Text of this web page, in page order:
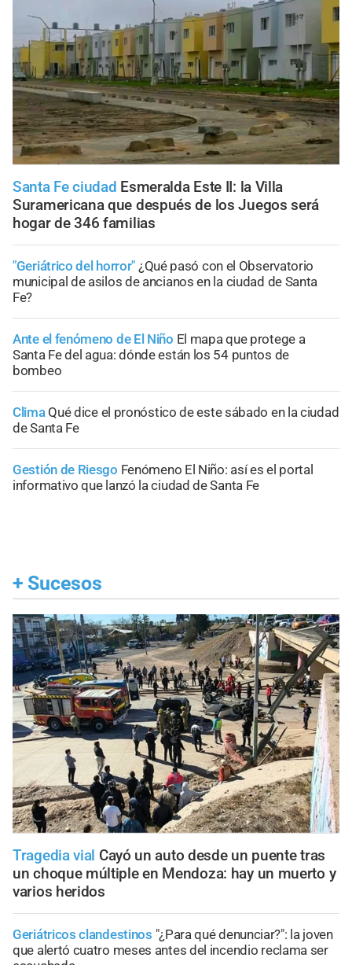
Santa Fe ciudad Esmeralda Este II: la Villa
Suramericana que después de los Juegos será
hogar de 346 familias
"Geriátrico del horror" ¿Qué pasó con el Observatorio
municipal de asilos de ancianos en la ciudad de Santa
Fe?
Ante el fenómeno de El Niño El mapa que protege a
Santa Fe del agua: dónde están los 54 puntos de
bombeo
Clima Qué dice el pronóstico de este sábado en la ciudad
de Santa Fe
Gestión de Riesgo Fenómeno El Niño: así es el portal
informativo que lanzó la ciudad de Santa Fe
+ Sucesos
Tragedia vial Cayó un auto desde un puente tras
un choque múltiple en Mendoza: hay un muerto y
varios heridos
Geriátricos clandestinos "¿Para qué denunciar?": la joven
que alertó cuatro meses antes del incendio reclama ser